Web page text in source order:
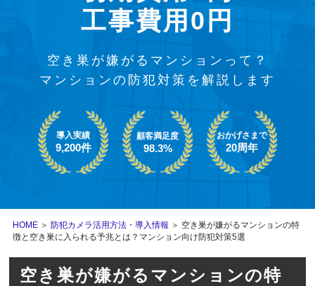
工事費用0円
空き巣が嫌がるマンションって？
マンションの防犯対策を解説します
導入実績
9,200件
顧客満足度
98.3%
おかげさまで
20周年
HOME ＞ 防犯カメラ活用方法・導入情報 ＞ 空き巣が嫌がるマンションの特
徴と空き巣に入られる予兆とは？マンション向け防犯対策5選
空き巣が嫌がるマンションの特